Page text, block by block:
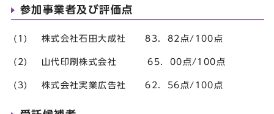
参加事業者及び評価点
(1) 株式会社石田大成社 83．82点/100点
(2) 山代印刷株式会社 65．00点/100点
(3) 株式会社実業広告社 62．56点/100点